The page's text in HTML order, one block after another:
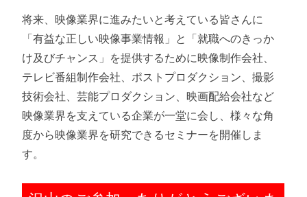
将来、映像業界に進みたいと考えている皆さんに
「有益な正しい映像事業情報」と「就職へのきっか
け及びチャンス」を提供するために映像制作会社、
テレビ番組制作会社、ポストプロダクション、撮影
技術会社、芸能プロダクション、映画配給会社など
映像業界を支えている企業が一堂に会し、様々な角
度から映像業界を研究できるセミナーを開催しま
す。